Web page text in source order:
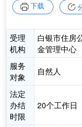
下载
受理
机构
白银市住房
金管理中心
服务
对象
自然人
法定
办结
时限
20个工作日